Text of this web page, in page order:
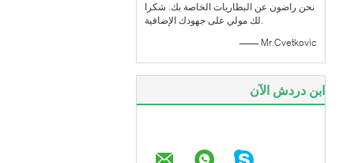
نحن راضون عن البطاريات الخاصة بك. شكرا
لك مولي على جهودك الإضافية.
—— Mr.Cvetkovic
ابن دردش الآن